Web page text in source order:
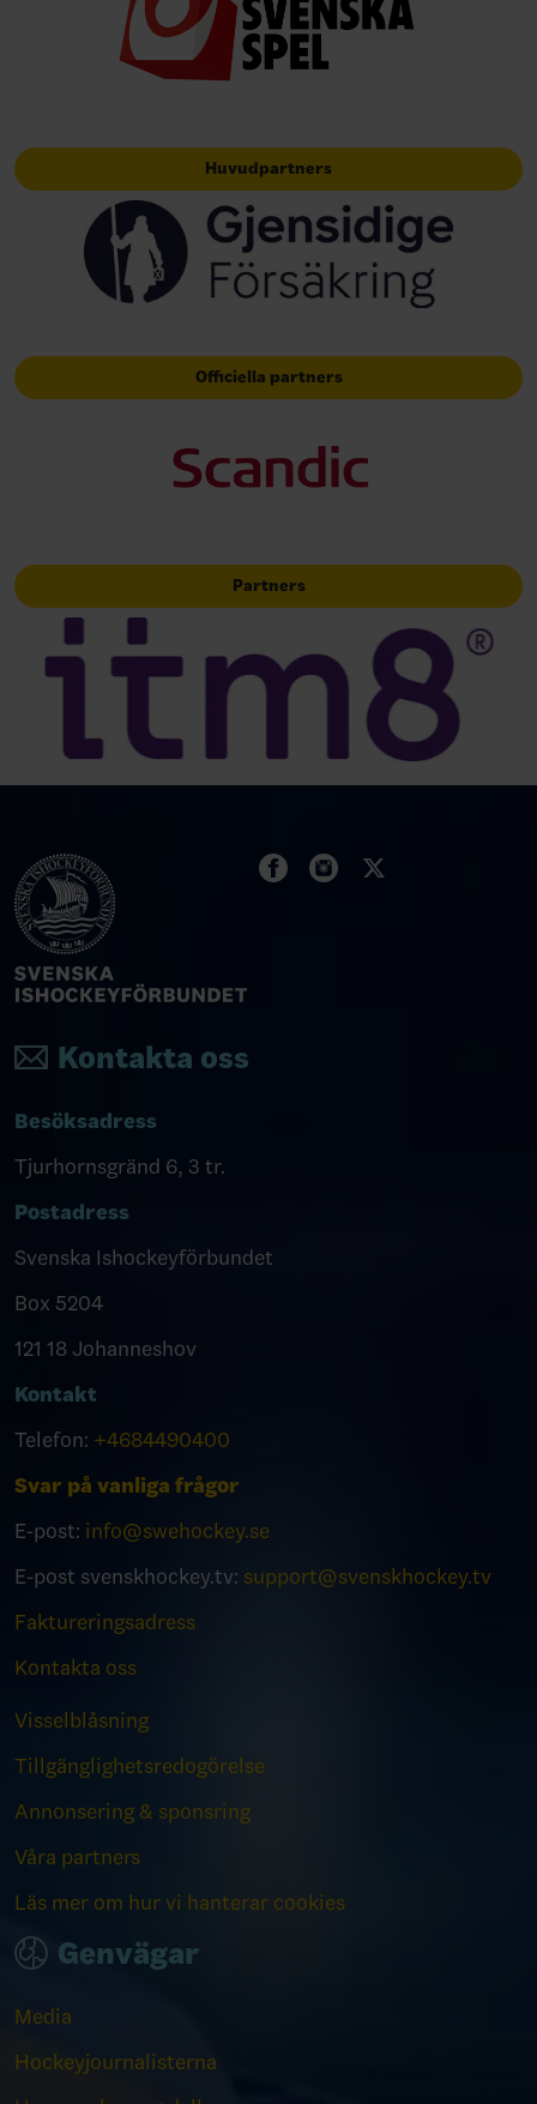
Huvudpartners
Officiella partners
Partners
Kontakta oss
Besöksadress
Tjurhornsgränd 6, 3 tr.
Postadress
Svenska Ishockeyförbundet
Box 5204
121 18 Johanneshov
Kontakt
Telefon: +4684490400
Svar på vanliga frågor
E-post: info@swehockey.se
E-post svenskhockey.tv: support@svenskhockey.tv
Faktureringsadress
Kontakta oss
Visselblåsning
Tillgänglighetsredogörelse
Annonsering & sponsring
Våra partners
Läs mer om hur vi hanterar cookies
Genvägar
Media
Hockeyjournalisterna